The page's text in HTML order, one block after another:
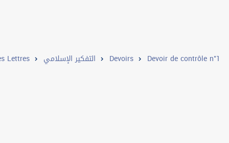
Lettres التفكير الإسلامي Devoirs Devoir de contrôle n°1